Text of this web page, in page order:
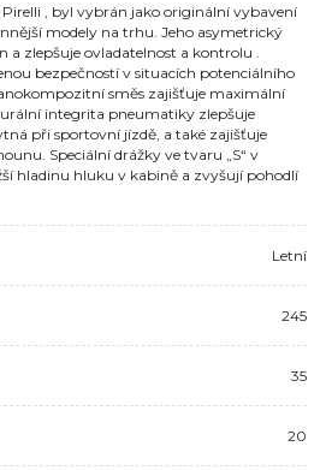
, byl vybrán jako originální vybavení
modely na trhu. Jeho asymetrický
a zlepšuje ovladatelnost a kontrolu .
bezpečností v situacích potenciálního
směs zajišťuje maximální
integrita pneumatiky zlepšuje
při sportovní jízdě, a také zajišťuje
Speciální drážky ve tvaru „S“ v
hladinu hluku v kabině a zvyšují pohodlí
Letní
245
35
20